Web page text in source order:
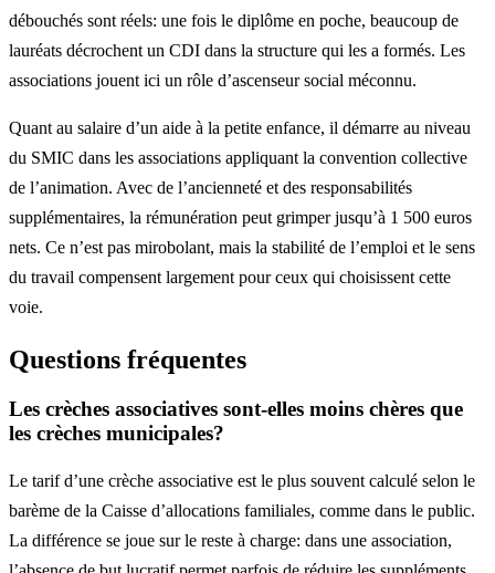
débouchés sont réels: une fois le diplôme en poche, beaucoup de
lauréats décrochent un CDI dans la structure qui les a formés. Les
associations jouent ici un rôle d’ascenseur social méconnu.
Quant au salaire d’un aide à la petite enfance, il démarre au niveau
du SMIC dans les associations appliquant la convention collective
de l’animation. Avec de l’ancienneté et des responsabilités
supplémentaires, la rémunération peut grimper jusqu’à 1 500 euros
nets. Ce n’est pas mirobolant, mais la stabilité de l’emploi et le sens
du travail compensent largement pour ceux qui choisissent cette
voie.
Questions fréquentes
Les crèches associatives sont-elles moins chères que
les crèches municipales?
Le tarif d’une crèche associative est le plus souvent calculé selon le
barème de la Caisse d’allocations familiales, comme dans le public.
La différence se joue sur le reste à charge: dans une association,